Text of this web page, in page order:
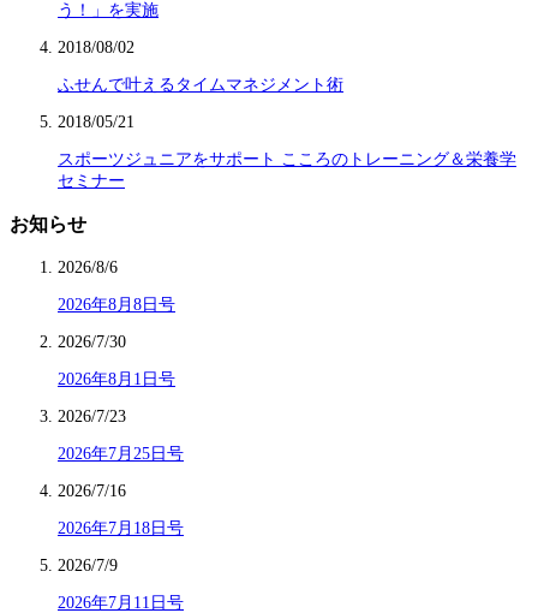
う！」を実施
2018/08/02
ふせんで叶えるタイムマネジメント術
2018/05/21
スポーツジュニアをサポート こころのトレーニング＆栄養学
セミナー
お知らせ
2026/8/6
2026年8月8日号
2026/7/30
2026年8月1日号
2026/7/23
2026年7月25日号
2026/7/16
2026年7月18日号
2026/7/9
2026年7月11日号